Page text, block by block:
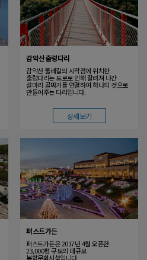
감악산출렁다리
감악산 둘레길의 시작점에 위치한
출렁다리는 도로로 인해 잘려져 나간
설마리 골짜기를 연결하여 하나의 것으로
만들어주는 다리입니다.
상세보기
퍼스트가든
퍼스트가든은 2017년 4월 오픈한
23,000평 규모의 대규모
복합문화시설입니다.